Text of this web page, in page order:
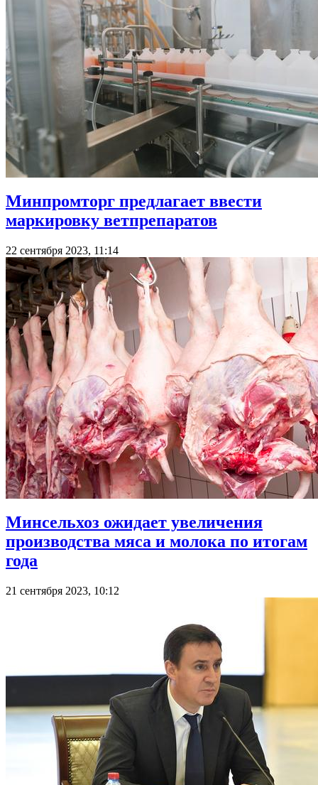
Минпромторг предлагает ввести
маркировку ветпрепаратов
22 сентября 2023, 11:14
Минсельхоз ожидает увеличения
производства мяса и молока по итогам
года
21 сентября 2023, 10:12